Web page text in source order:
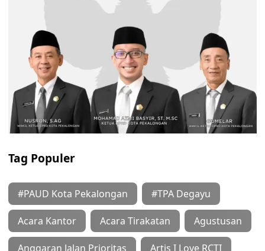
Tag Populer
#PAUD Kota Pekalongan #TPA Degayu
Acara Kantor Acara Tirakatan Agustusan
Anggaran Jalan Prioritas Artis I Love RCTI